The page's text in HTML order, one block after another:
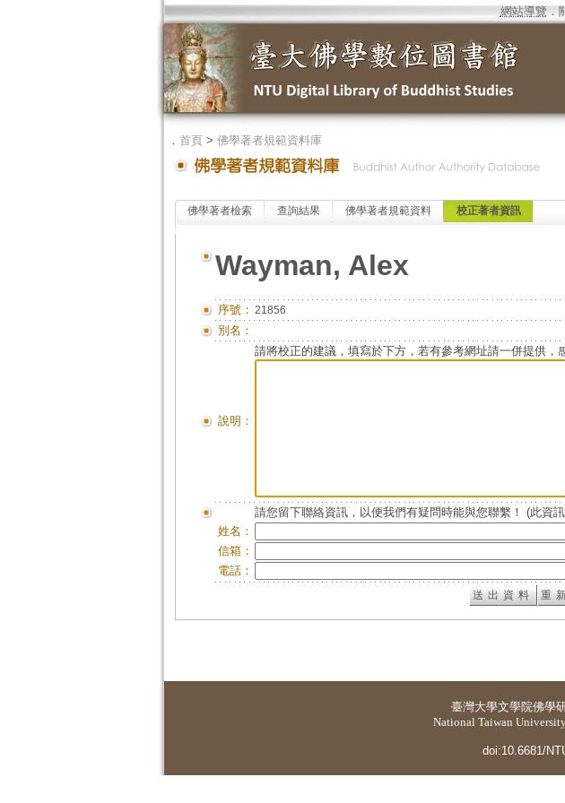
網站導覽 ．
． 首頁> 佛學著者規範資料庫
佛學著者檢索 查詢結果 佛學著者規範資料 校正著者資訊
Wayman, Alex
序號： 21856
別名：
說明：
請將校正的建議，填寫於下方，若有參考網址請一併提供，
請您留下聯絡資訊，以便我們有疑問時能與您聯繫！ (此資
姓名：
信箱：
電話：
臺灣大學文學院佛學
National Taiwan
doi:10.6681/